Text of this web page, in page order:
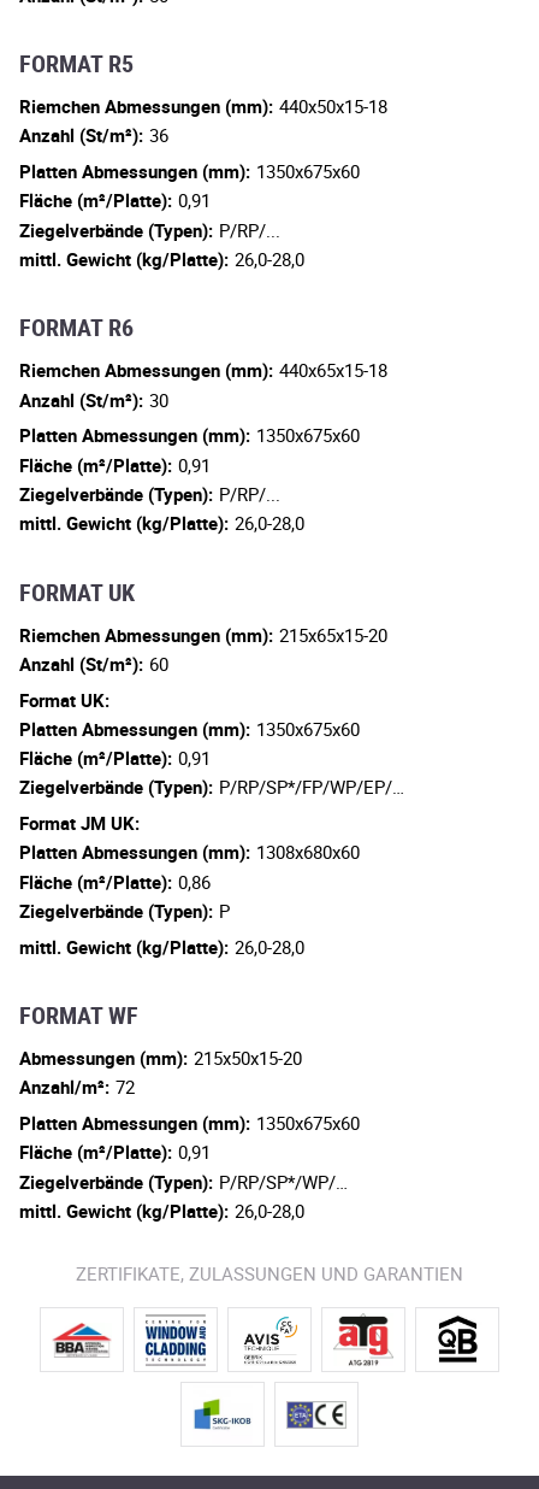
FORMAT R5
Riemchen Abmessungen (mm): 440x50x15-18
Anzahl (St/m²): 36
Platten Abmessungen (mm): 1350x675x60
Fläche (m²/Platte): 0,91
Ziegelverbände (Typen): P/RP/...
mittl. Gewicht (kg/Platte): 26,0-28,0
FORMAT R6
Riemchen Abmessungen (mm): 440x65x15-18
Anzahl (St/m²): 30
Platten Abmessungen (mm): 1350x675x60
Fläche (m²/Platte): 0,91
Ziegelverbände (Typen): P/RP/...
mittl. Gewicht (kg/Platte): 26,0-28,0
FORMAT UK
Riemchen Abmessungen (mm): 215x65x15-20
Anzahl (St/m²): 60
Format UK:
Platten Abmessungen (mm): 1350x675x60
Fläche (m²/Platte): 0,91
Ziegelverbände (Typen): P/RP/SP*/FP/WP/EP/…
Format JM UK:
Platten Abmessungen (mm): 1308x680x60
Fläche (m²/Platte): 0,86
Ziegelverbände (Typen): P
mittl. Gewicht (kg/Platte): 26,0-28,0
FORMAT WF
Abmessungen (mm): 215x50x15-20
Anzahl/m²: 72
Platten Abmessungen (mm): 1350x675x60
Fläche (m²/Platte): 0,91
Ziegelverbände (Typen): P/RP/SP*/WP/…
mittl. Gewicht (kg/Platte): 26,0-28,0
ZERTIFIKATE, ZULASSUNGEN UND GARANTIEN